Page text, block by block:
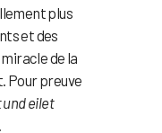
plus
et des
de la
Pour preuve
eilet